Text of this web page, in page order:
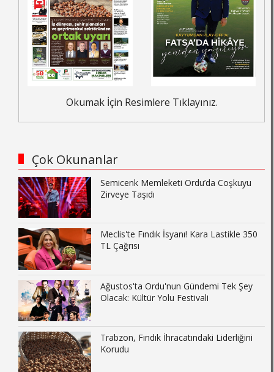
Okumak İçin Resimlere Tıklayınız.
Çok Okunanlar
Semicenk Memleketi Ordu’da Coşkuyu
Zirveye Taşıdı
Meclis'te Fındık İsyanı! Kara Lastikle 350
TL Çağrısı
Ağustos'ta Ordu'nun Gündemi Tek Şey
Olacak: Kültür Yolu Festivali
Trabzon, Fındık İhracatındaki Liderliğini
Korudu